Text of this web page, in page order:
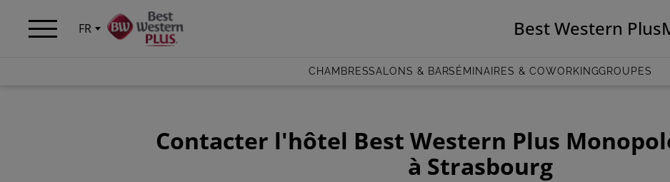
FR Best Western Plus
CHAMBRESSALONS & BARSÉMINAIRES & COWORKINGGROUPES
Contacter l'hôtel Best Western Plus
à Strasbourg
Panneau de gestion des cookies